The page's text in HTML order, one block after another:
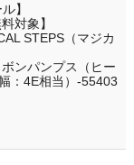
】
対象】
STEPS（マジカ
ンパンプス（ヒー
：4E相当）-55403